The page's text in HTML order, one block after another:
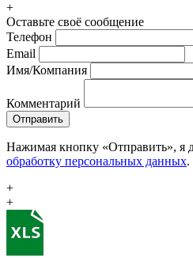
+
Оставьте своё сообщение
Телефон
Email
Имя/Компания
Комментарий
Отправить
Нажимая кнопку «Отправить», я
обработку персональных данных.
+
+